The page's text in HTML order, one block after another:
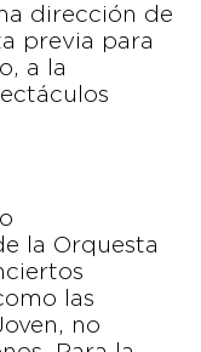
dirección de
previa para
a la
la Orquesta
las
no